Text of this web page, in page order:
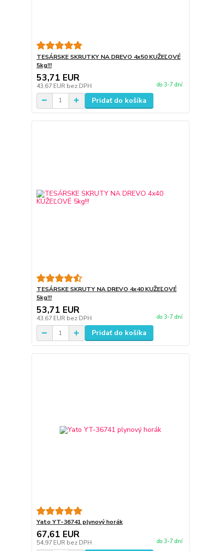
TESÁRSKE SKRUTKY NA DREVO 4x50 KUŽEĽOVÉ
5kg!!!
53,71 EUR
43,67 EUR bez DPH do 3-7 dní
Pridať do košíka
TESÁRSKE SKRUTY NA DREVO 4x40 KUŽEĽOVÉ
5kg!!!
53,71 EUR
43,67 EUR bez DPH do 3-7 dní
Pridať do košíka
Yato YT-36741 plynový horák
67,61 EUR
54,97 EUR bez DPH do 3-7 dní